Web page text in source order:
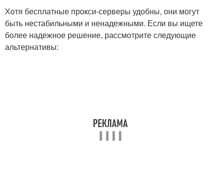
Хотя бесплатные прокси-серверы удобны, они могут
быть нестабильными и ненадежными. Если вы ищете
более надежное решение, рассмотрите следующие
альтернативы: